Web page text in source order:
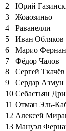
2
Юрий
3
Жоаозиньо
4
Раванелли
5
Иван Обляков
6
Марио
7
Фёдор Чалов
8
Сергей Ткачёв
9
Сердар Азмун
10 Себастьян
11 Отман Эль-
12 Алексей
13 Мануэл